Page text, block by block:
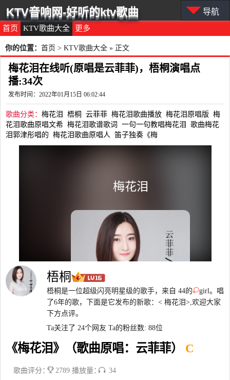
首页 KTV歌曲大全 更多
KTV音响网-好听的ktv歌曲 导航
你的位置： 首页 > KTV歌曲大全 » 正文
梅花泪在线听(原唱是云菲菲)，梧桐演唱点
播:34次
发布时间：2022年01月15日 06:02:44
歌曲分类： 梅花泪 梧桐 云菲菲 梅花泪歌曲播放 梅花泪原唱版 梅
花泪歌曲原唱文希 梅花泪歌谱歌词 一句一句教唱梅花泪
歌曲梅花
泪郭津彤唱的 梅花泪歌曲原唱人 笛子独奏《梅
梧桐
梧桐是一位超级闪亮明星级的歌手，来自 44的
girl。唱
了6年的歌，下面是它发布的新歌：< 梅花泪>,欢迎大家
下方点评。
Ta关注了 24个网友 Ta的粉丝数: 88位
《梅花泪》（歌曲原唱：云菲菲） C
歌曲评分： 2789 播放量： 34